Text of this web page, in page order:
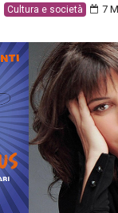
Cultura e società 7